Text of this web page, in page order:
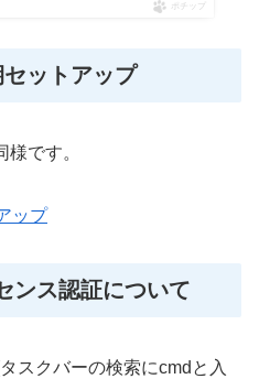
ポチップ
ットアップ
です。
ップ
ンス認証について
スクバーの検索にcmdと入